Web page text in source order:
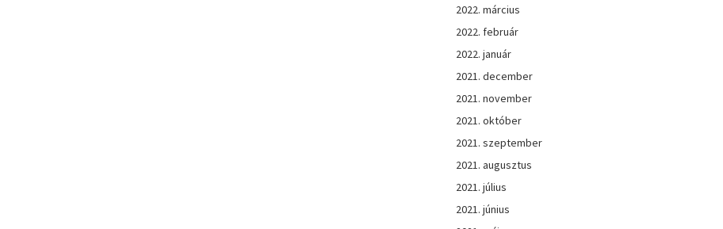
2022. március
2022. február
2022. január
2021. december
2021. november
2021. október
2021. szeptember
2021. augusztus
2021. július
2021. június